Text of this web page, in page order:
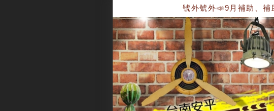
號外號外📣9月補助、補助